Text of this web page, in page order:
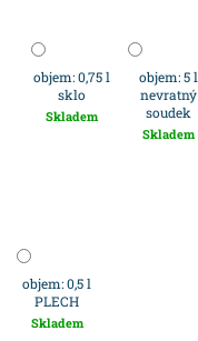
objem: 0,75 l
sklo
Skladem
objem: 5 l
nevratný
soudek
Skladem
objem: 0,5 l
PLECH
Skladem